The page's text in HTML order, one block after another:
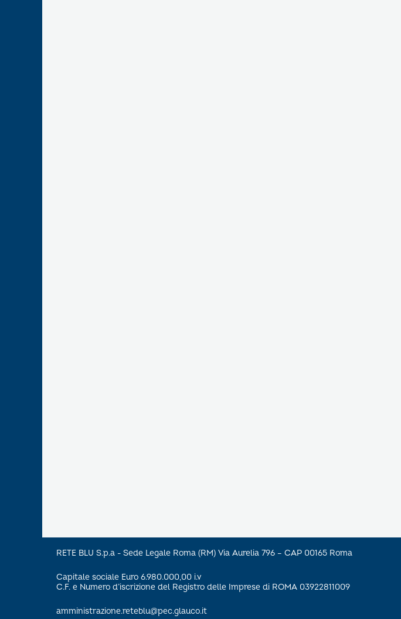
RETE BLU S.p.a - Sede Legale Roma (RM) Via Aurelia 796 – CAP 00165 Roma
Capitale sociale Euro 6.980.000,00 i.v
C.F. e Numero d’iscrizione del Registro delle Imprese di ROMA 03922811009
amministrazione.reteblu@pec.glauco.it